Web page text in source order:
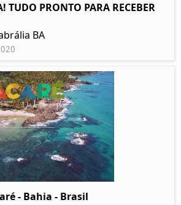
TUDO PRONTO PARA RECEBER
BA
- Bahia - Brasil